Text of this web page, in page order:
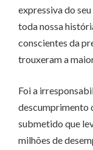
expressiva do
toda nossa
conscientes da
trouxeram a
Foi a
descumprimento
submetido que
milhões de